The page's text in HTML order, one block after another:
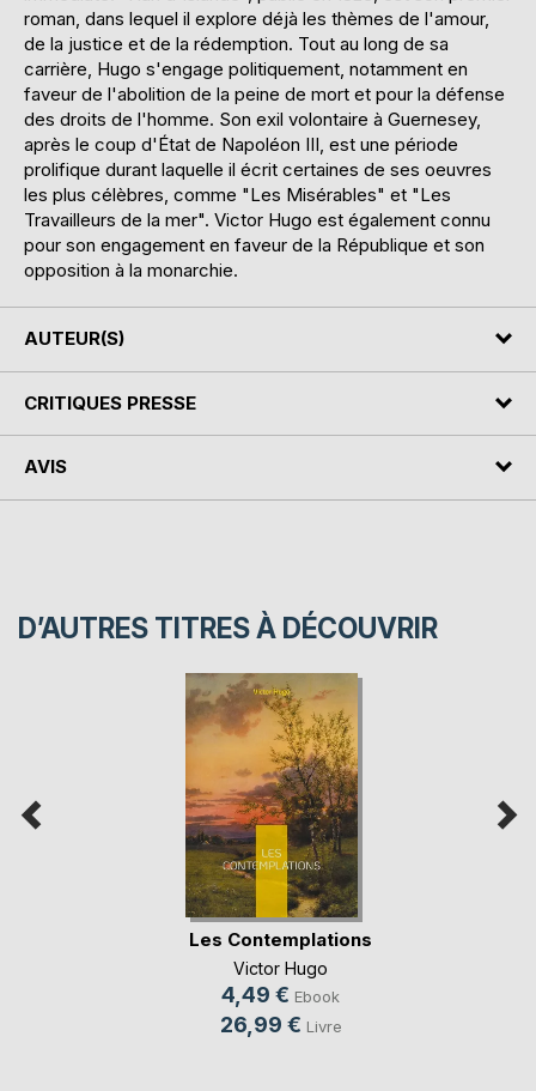
roman, dans lequel il explore déjà les thèmes de l'amour,
de la justice et de la rédemption. Tout au long de sa
carrière, Hugo s'engage politiquement, notamment en
faveur de l'abolition de la peine de mort et pour la défense
des droits de l'homme. Son exil volontaire à Guernesey,
après le coup d'État de Napoléon III, est une période
prolifique durant laquelle il écrit certaines de ses oeuvres
les plus célèbres, comme "Les Misérables" et "Les
Travailleurs de la mer". Victor Hugo est également connu
pour son engagement en faveur de la République et son
opposition à la monarchie.
AUTEUR(S)
CRITIQUES PRESSE
AVIS
D’AUTRES TITRES À DÉCOUVRIR
Les Contemplations
Victor Hugo
4,49 € Ebook
26,99 € Livre